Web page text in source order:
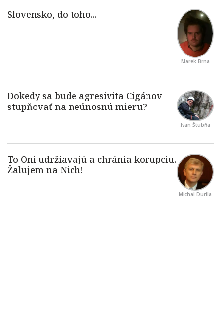
Marek Brna
Ivan Štubňa
Michal Durila